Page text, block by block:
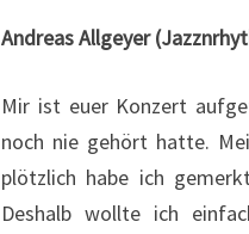
Andreas Allgeyer
Mir ist euer Konzert
noch nie gehört hatte.
plötzlich habe ich
Deshalb wollte ich